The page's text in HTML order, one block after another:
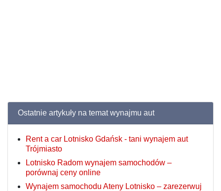
Ostatnie artykuły na temat wynajmu aut
Rent a car Lotnisko Gdańsk - tani wynajem aut
Trójmiasto
Lotnisko Radom wynajem samochodów –
porównaj ceny online
Wynajem samochodu Ateny Lotnisko – zarezerwuj